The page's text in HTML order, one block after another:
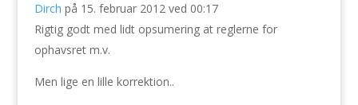
Dirch på 15. februar 2012 ved 00:17
Rigtig godt med lidt opsumering at reglerne for
ophavsret m.v.
Men lige en lille korrektion..